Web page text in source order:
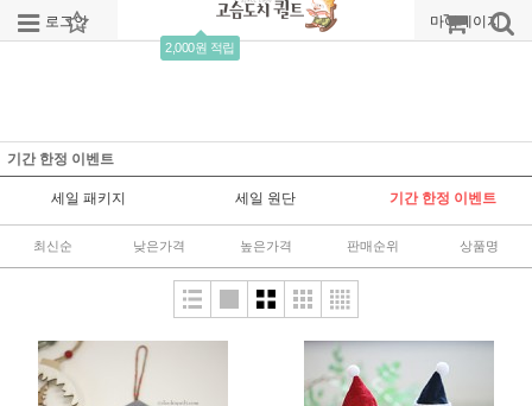
로그인 회원가입
2,000원 적립
주문조회 마이페이지
기간 한정 이벤트
세일 패키지 세일 원단 기간 한정 이벤트
최신순 낮은가격 높은가격 판매순위 상품명